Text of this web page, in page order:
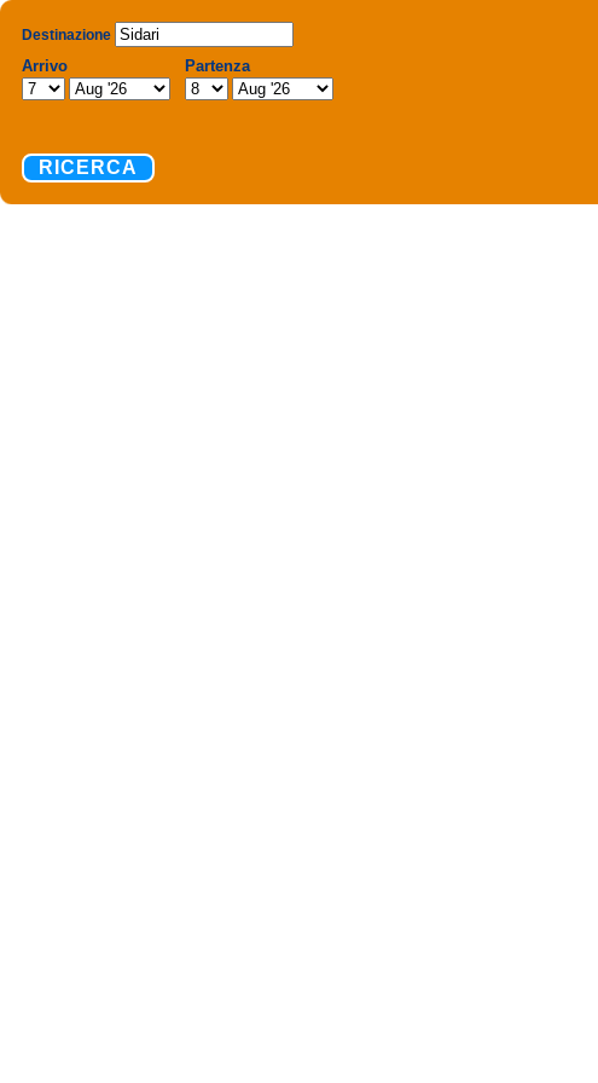
Destinazione
Arrivo Partenza
RICERCA